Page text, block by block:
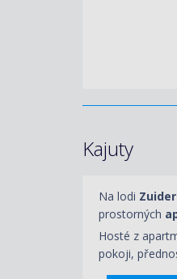
Kajuty
Na lodi
prostorných
Hosté z
pokoji,